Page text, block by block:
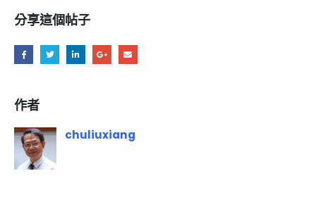
分享這個帖子
作者
chuliuxiang